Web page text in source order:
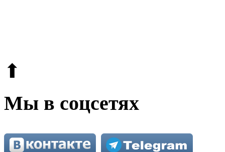
⬆
Мы в соцсетях